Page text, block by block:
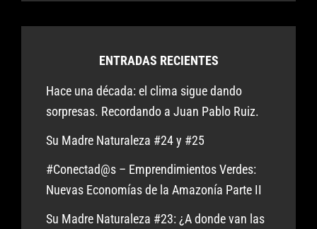
ENTRADAS RECIENTES
Hace una década: el clima sigue dando
sorpresas. Recordando a Juan Pablo Ruiz.
Su Madre Naturaleza #24 y #25
#Conectad@s – Emprendimientos Verdes:
Nuevas Economías de la Amazonía Parte II
Su Madre Naturaleza #23: ¿A donde van las